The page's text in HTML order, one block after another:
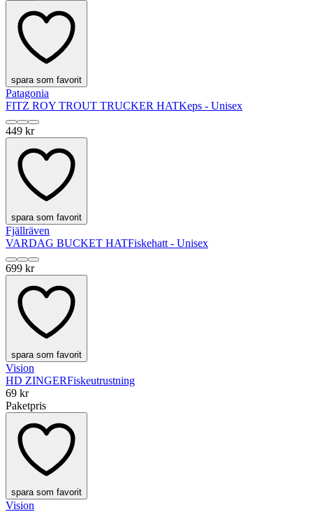
spara som favorit
Patagonia
FITZ ROY TROUT TRUCKER HATKeps - Unisex
449 kr
spara som favorit
Fjällräven
VARDAG BUCKET HATFiskehatt - Unisex
699 kr
spara som favorit
Vision
HD ZINGERFiskeutrustning
69 kr
Paketpris
spara som favorit
Vision